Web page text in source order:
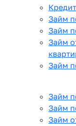
Займ
Займ
Займ
Займ
Займ
Займ
Займ